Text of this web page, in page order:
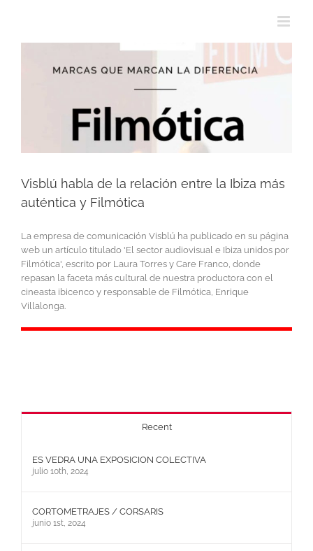
Visblú habla de la relación entre la Ibiza más
auténtica y Filmótica
La empresa de comunicación Visblú ha publicado en su página
web un artículo titulado 'El sector audiovisual e Ibiza unidos por
Filmótica', escrito por Laura Torres y Care Franco, donde
repasan la faceta más cultural de nuestra productora con el
cineasta ibicenco y responsable de Filmótica, Enrique
Villalonga.
Recent
ES VEDRA UNA EXPOSICION COLECTIVA
julio 10th, 2024
CORTOMETRAJES / CORSARIS
junio 1st, 2024